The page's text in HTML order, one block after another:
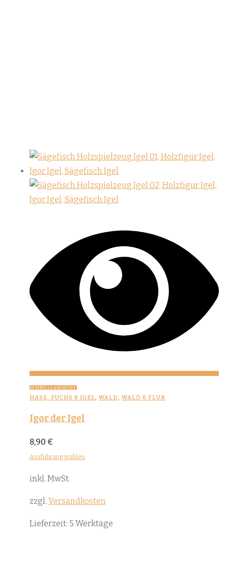
SCHNELLANSICHT
HASE, FUCHS & IGEL, WALD, WALD & FLUR
Igor der Igel
8,90 €
Ausführung wählen
Produkt
weist
Varianten
inkl. MwSt.
zzgl. Versandkosten
Lieferzeit: 5 Werktage